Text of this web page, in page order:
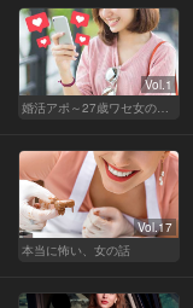
Vol.1
婚活アポ～27歳ワセ女の場合～
Vol.17
本当に怖い、女の話